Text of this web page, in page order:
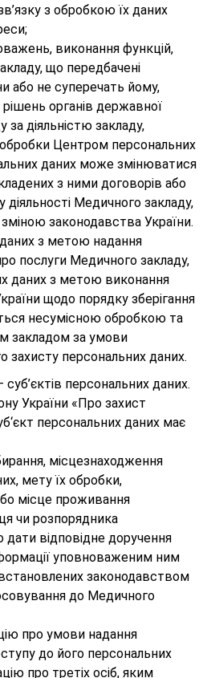
з обробкою їх даних
виконання функцій,
що передбачені
або не суперечать йому,
органів державної
за діяльністю закладу,
Центром персональних
даних може змінюватися
з ними договорів або
діяльності Медичного закладу,
зміною законодавства України.
з метою надання
послуги Медичного закладу,
даних з метою виконання
щодо порядку зберігання
несумісною обробкою та
закладом за умови
захисту персональних даних.
персональних даних.
України «Про захист
персональних даних має
місцезнаходження
мету їх обробки,
місце проживання
чи розпорядника
дати відповідне доручення
уповноваженим ним
законодавством
до Медичного
про умови надання
до його персональних
про третіх осіб, яким